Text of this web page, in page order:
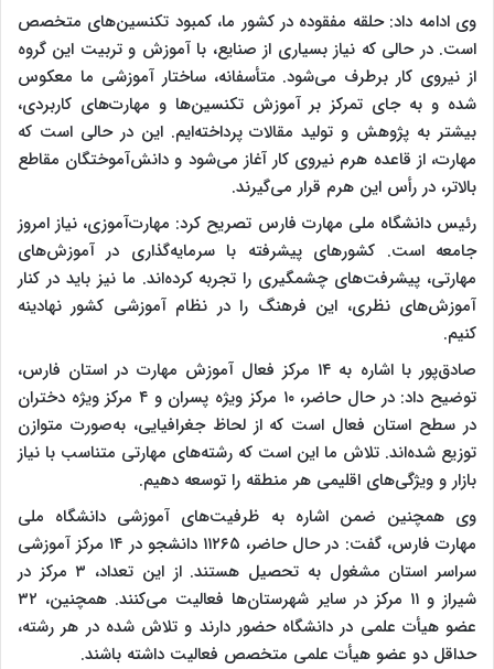
وی ادامه داد: حلقه مفقوده در کشور ما، کمبود تکنسین‌های متخصص
است. در حالی که نیاز بسیاری از صنایع، با آموزش و تربیت این گروه
از نیروی کار برطرف می‌شود. متأسفانه، ساختار آموزشی ما معکوس
شده و به جای تمرکز بر آموزش تکنسین‌ها و مهارت‌های کاربردی،
بیشتر به پژوهش و تولید مقالات پرداخته‌ایم. این در حالی است که
مهارت، از قاعده هرم نیروی کار آغاز می‌شود و دانش‌آموختگان مقاطع
بالاتر، در رأس این هرم قرار می‌گیرند.
رئیس دانشگاه ملی مهارت فارس تصریح کرد: مهارت‌آموزی، نیاز امروز
جامعه است. کشورهای پیشرفته با سرمایه‌گذاری در آموزش‌های
مهارتی، پیشرفت‌های چشمگیری را تجربه کرده‌اند. ما نیز باید در کنار
آموزش‌های نظری، این فرهنگ را در نظام آموزشی کشور نهادینه
کنیم.
صادق‌پور با اشاره به ۱۴ مرکز فعال آموزش مهارت در استان فارس،
توضیح داد: در حال حاضر، ۱۰ مرکز ویژه پسران و ۴ مرکز ویژه دختران
در سطح استان فعال است که از لحاظ جغرافیایی، به‌صورت متوازن
توزیع شده‌اند. تلاش ما این است که رشته‌های مهارتی متناسب با نیاز
بازار و ویژگی‌های اقلیمی هر منطقه را توسعه دهیم.
وی همچنین ضمن اشاره به ظرفیت‌های آموزشی دانشگاه ملی
مهارت فارس، گفت: در حال حاضر، ۱۱۲۶۵ دانشجو در ۱۴ مرکز آموزشی
سراسر استان مشغول به تحصیل هستند. از این تعداد، ۳ مرکز در
شیراز و ۱۱ مرکز در سایر شهرستان‌ها فعالیت می‌کنند. همچنین، ۳۲
عضو هیأت علمی در دانشگاه حضور دارند و تلاش شده در هر رشته،
حداقل دو عضو هیأت علمی متخصص فعالیت داشته باشند.